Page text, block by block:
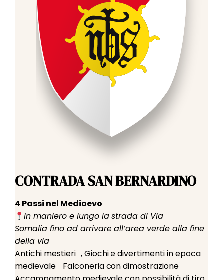
CONTRADA SAN BERNARDINO
4 Passi nel Medioevo
In maniero e lungo la strada di Via
Somalia fino ad arrivare all’area verde alla fine
della via
Antichi mestieri , Giochi e divertimenti in epoca
medievale Falconeria con dimostrazione